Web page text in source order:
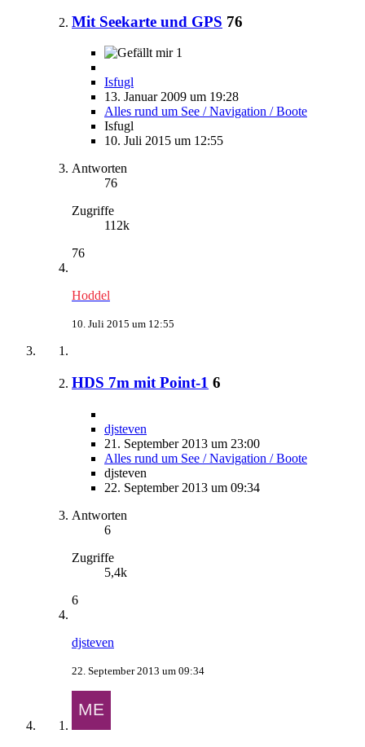
Mit Seekarte und GPS 76
1
Isfugl
13. Januar 2009 um 19:28
Alles rund um See / Navigation / Boote
Isfugl
10. Juli 2015 um 12:55
Antworten
76
Zugriffe
112k
76
Hoddel
10. Juli 2015 um 12:55
HDS 7m mit Point-1 6
djsteven
21. September 2013 um 23:00
Alles rund um See / Navigation / Boote
djsteven
22. September 2013 um 09:34
Antworten
6
Zugriffe
5,4k
6
djsteven
22. September 2013 um 09:34